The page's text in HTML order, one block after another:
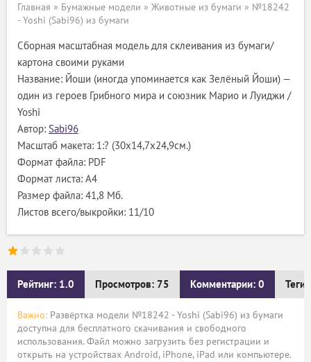
Главная » Бумажные модели » Животные из бумаги » №18242
- Yoshi (Sabi96) из бумаги
Сборная масштабная модель для склеивания из бумаги/
картона своими руками
Название: Йоши (иногда упоминается как Зелёный Йоши) —
один из героев Грибного мира и союзник Марио и Луиджи /
Yoshi
Автор: Sabi96
Масштаб макета: 1:? (30х14,7х24,9см.)
Формат файла: PDF
Формат листа: А4
Размер файла: 41,8 Мб.
Листов всего/выкройки: 11/10
Рейтинг: 1.0 Просмотров: 75 Комментарии: 0 Теги:
Важно: Развёртка модели №18242 - Yoshi (Sabi96) из бумаги
доступна для бесплатного скачивания и свободного
использования. Файл можно загрузить без регистрации и
открыть на устройствах Android, iPhone, iPad или компьютере.